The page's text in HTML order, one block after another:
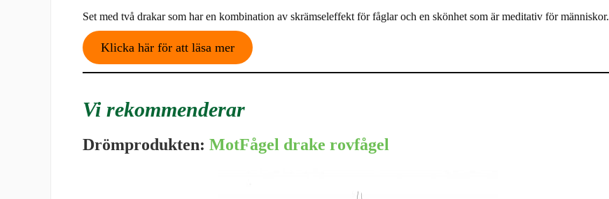
Set med två drakar som har en kombination av skrämseleffekt för fåglar och en skönhet som är meditativ för människor.
Klicka här för att läsa mer
Vi rekommenderar
Drömprodukten: MotFågel drake rovfågel